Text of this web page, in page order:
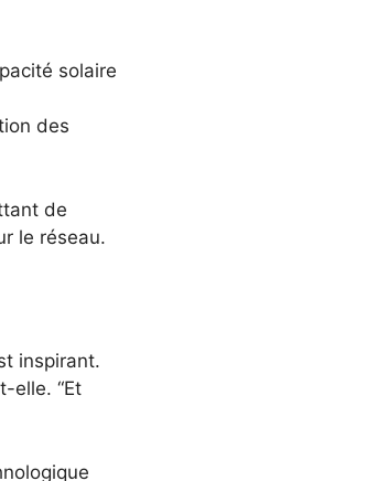
solaire
des
de
le réseau.
inspirant.
elle. “Et